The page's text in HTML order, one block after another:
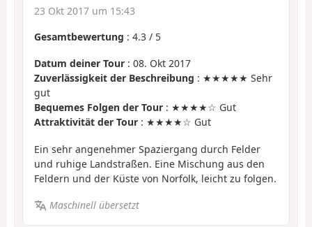
23 Okt 2017 um 15:43
Gesamtbewertung : 4.3 / 5
Datum deiner Tour : 08. Okt 2017
Zuverlässigkeit der Beschreibung : ★★★★★ Sehr
gut
Bequemes Folgen der Tour : ★★★★☆ Gut
Attraktivität der Tour : ★★★★☆ Gut
Ein sehr angenehmer Spaziergang durch Felder
und ruhige Landstraßen. Eine Mischung aus den
Feldern und der Küste von Norfolk, leicht zu folgen.
Maschinell übersetzt